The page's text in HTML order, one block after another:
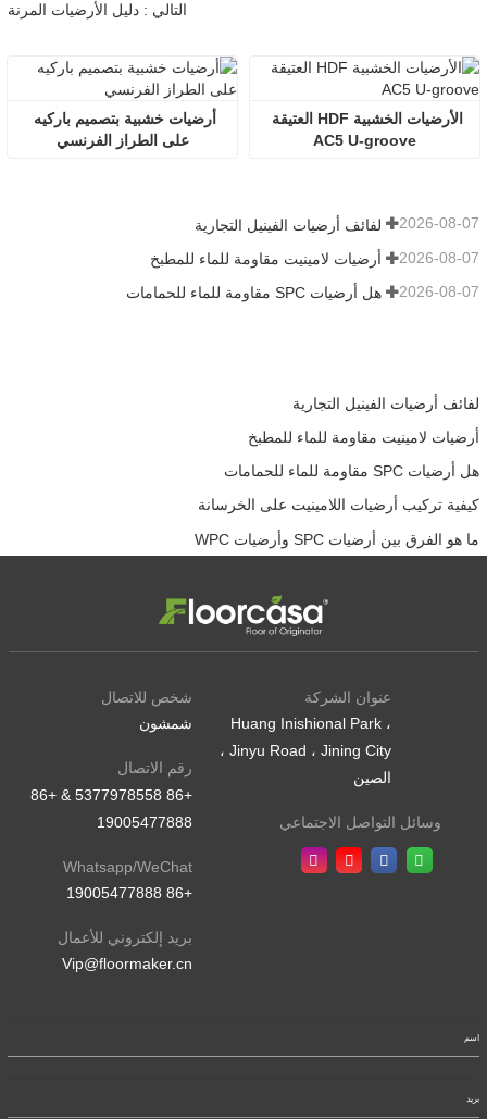
التالي : دليل الأرضيات المرنة
على الطراز الفرنسي
AC5 U-groove
لفائف أرضيات الفينيل التجارية 2026-08-07
أرضيات لامينيت مقاومة للماء للمطبخ 2026-08-07
هل أرضيات SPC مقاومة للماء للحمامات 2026-08-07
لفائف أرضيات الفينيل التجارية
أرضيات لامينيت مقاومة للماء للمطبخ
هل أرضيات SPC مقاومة للماء للحمامات
كيفية تركيب أرضيات اللامينيت على الخرسانة
ما هو الفرق بين أرضيات SPC وأرضيات WPC
شخص للاتصال
شمشون
رقم الاتصال
+86 5377978558 & +86
19005477888
Whatsapp/WeChat
+86 19005477888
بريد إلكتروني للأعمال
Vip@floormaker.cn
عنوان الشركة
Huang Inishional Park ،
Jinyu Road ، Jining City ،
الصين
وسائل التواصل الاجتماعي